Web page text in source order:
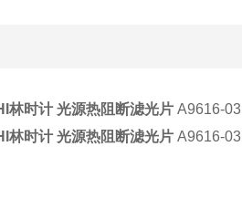
林时计 光源热阻断滤光片A9616-03
林时计 光源热阻断滤光片A9616-03